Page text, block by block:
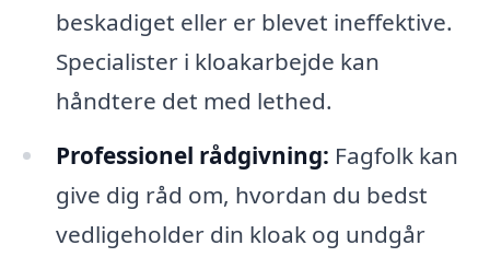
beskadiget eller er blevet ineffektive.
Specialister i kloakarbejde kan
håndtere det med lethed.
Professionel rådgivning: Fagfolk kan
give dig råd om, hvordan du bedst
vedligeholder din kloak og undgår